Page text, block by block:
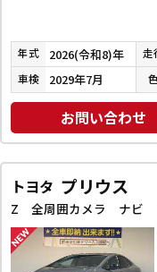
年式 2026(令和8)年 走
車検 2029年7月 色
お問い合わせ
トヨタ プリウス